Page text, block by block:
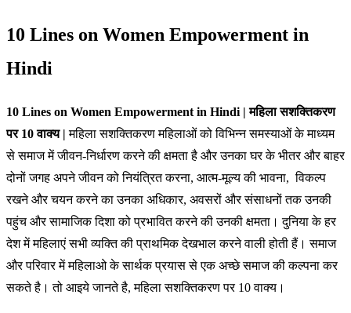
10 Lines on Women Empowerment in
Hindi
10 Lines on Women Empowerment in Hindi | महिला सशक्तिकरण
पर 10 वाक्य |महिला सशक्तिकरण महिलाओं को विभिन्न समस्याओं के माध्यम
से समाज में जीवन-निर्धारण करने की क्षमता है और उनका घर के भीतर और बाहर
दोनों जगह अपने जीवन को नियंत्रित करना, आत्म-मूल्य की भावना, विकल्प
रखने और चयन करने का उनका अधिकार, अवसरों और संसाधनों तक उनकी
पहुंच और सामाजिक दिशा को प्रभावित करने की उनकी क्षमता। दुनिया के हर
देश में महिलाएं सभी व्यक्ति की प्राथमिक देखभाल करने वाली होती हैं। समाज
और परिवार में महिलाओ के सार्थक प्रयास से एक अच्छे समाज की कल्पना कर
सकते है। तो आइये जानते है, महिला सशक्तिकरण पर 10 वाक्य।